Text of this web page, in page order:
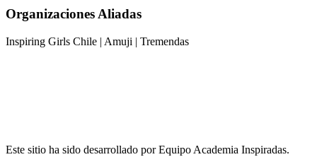
Organizaciones Aliadas
Inspiring Girls Chile | Amuji | Tremendas
Este sitio ha sido desarrollado porEquipo Academia Inspiradas.